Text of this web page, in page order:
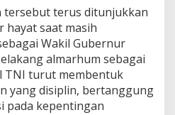
tersebut terus ditunjukkan
hayat saat masih
Wakil Gubernur
almarhum sebagai
TNI turut membentuk
yang disiplin, bertanggung
pada kepentingan